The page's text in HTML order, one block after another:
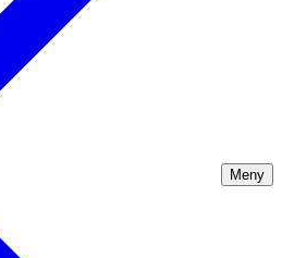
Meny